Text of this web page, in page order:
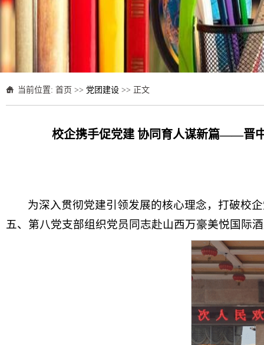
当前位置: 首页 >> 党团建设 >> 正文
校企携手促党建 协同育人谋新篇——晋
为深入贯彻党建引领发展的核心理念，打破校
五、第八党支部组织党员同志赴山西万豪美悦国际